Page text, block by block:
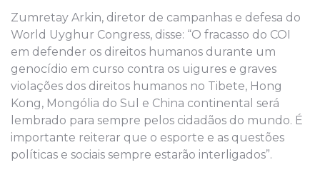
Zumretay Arkin, diretor de campanhas e defesa do
World Uyghur Congress, disse: “O fracasso do COI
em defender os direitos humanos durante um
genocídio em curso contra os uigures e graves
violações dos direitos humanos no Tibete, Hong
Kong, Mongólia do Sul e China continental será
lembrado para sempre pelos cidadãos do mundo. É
importante reiterar que o esporte e as questões
políticas e sociais sempre estarão interligados”.